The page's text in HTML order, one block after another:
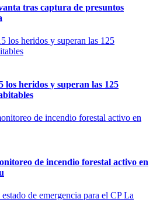
tras captura de presuntos
los heridos y superan las 125
de incendio forestal activo en